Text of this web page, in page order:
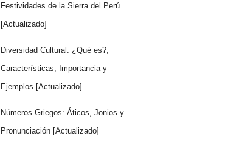
Festividades de la Sierra del Perú
[Actualizado]
Diversidad Cultural: ¿Qué es?,
Características, Importancia y
Ejemplos [Actualizado]
Números Griegos: Áticos, Jonios y
Pronunciación [Actualizado]